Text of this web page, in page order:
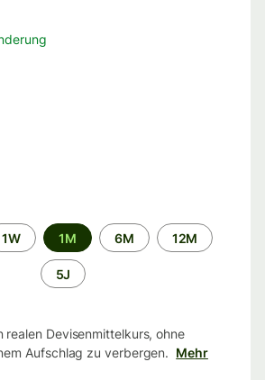
1W 1M 6M 12M
5J
realen Devisenmittelkurs, ohne
Aufschlag zu verbergen. Mehr